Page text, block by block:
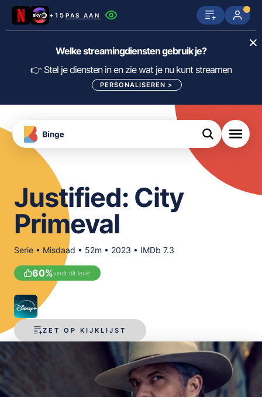
+15 PAS AAN
Netflix SkyShowtime Prime Video
Disney+ Videoland HBO Max
Viaplay Apple TV
KIJK
meJane Canal+
FILTER FILMS EN SERIES OP MIJN
DIENSTEN
Welke streamingdiensten gebruik je?
👉 Stel je diensten in en zie wat je nu kunt streamen
PERSONALISEREN >
Download
de
Binge
Justified: City
Primeval
Serie • Misdaad • 52m • 2023 • IMDb 7.3
60%vindt dit leuk!
ZET OP KIJKLIJST